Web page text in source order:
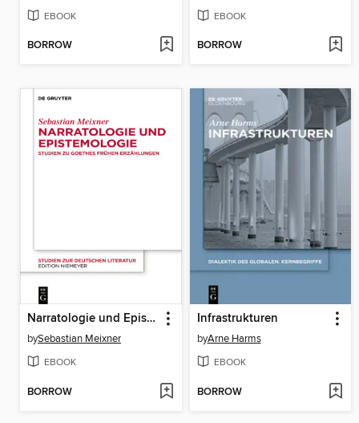
EBOOK
BORROW
EBOOK
BORROW
Narratologie und Epistemologie
bySebastian Meixner
EBOOK
BORROW
Infrastrukturen
byArne Harms
EBOOK
BORROW